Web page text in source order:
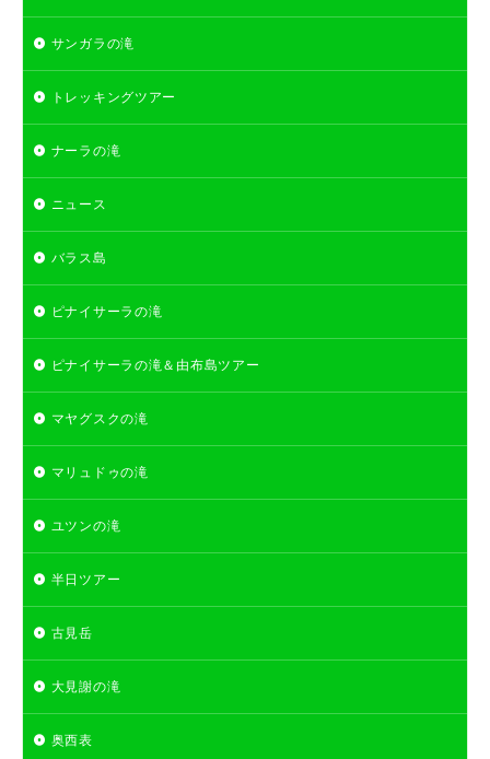
サンガラの滝
トレッキングツアー
ナーラの滝
ニュース
バラス島
ピナイサーラの滝
ピナイサーラの滝＆由布島ツアー
マヤグスクの滝
マリュドゥの滝
ユツンの滝
半日ツアー
古見岳
大見謝の滝
奥西表